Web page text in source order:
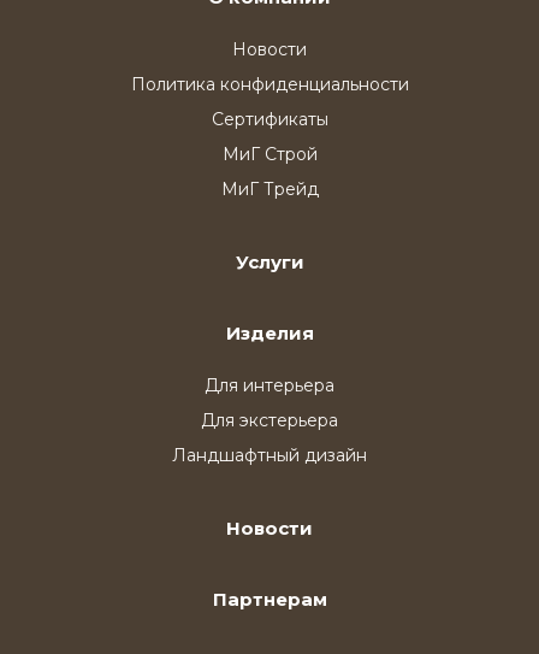
Новости
Политика конфиденциальности
Сертификаты
МиГ Строй
МиГ Трейд
Услуги
Изделия
Для интерьера
Для экстерьера
Ландшафтный дизайн
Новости
Партнерам